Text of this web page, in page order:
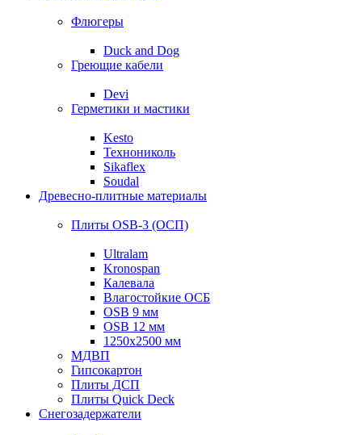
Флюгеры
Duck and Dog
Греющие кабели
Devi
Герметики и мастики
Kesto
Технониколь
Sikaflex
Soudal
Древесно-плитные материалы
Плиты OSB-3 (ОСП)
Ultralam
Kronospan
Калевала
Влагостойкие ОСБ
OSB 9 мм
OSB 12 мм
1250х2500 мм
МДВП
Гипсокартон
Плиты ДСП
Плиты Quick Deck
Снегозадержатели